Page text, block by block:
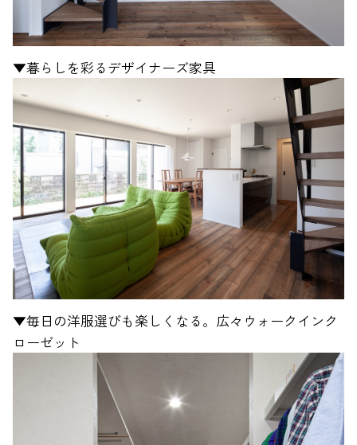
▼暮らしを彩るデザイナーズ家具
▼毎日の洋服選びも楽しくなる。広々ウォークインク
ローゼット